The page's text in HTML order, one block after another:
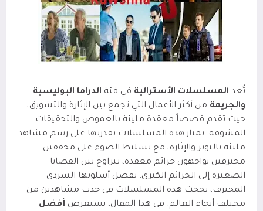
تُعد المسلسلات الأسترالية في فئة الدراما البوليسية
والجريمة من أكثر الأعمال التي تجمع بين الإثارة والتشويق،
حيث تقدم قصصاً معقدة مليئة بالغموض والتحقيقات
المشوقة. تمتاز هذه المسلسلات بقدرتها على رسم مشاهد
مليئة بالتوتر والإثارة، مع تسليط الضوء على محققين
محترفين يواجهون جرائم معقدة، تتراوح بين القضايا
الصغيرة إلى الجرائم الكبرى. بفضل أسلوبها السردي
المحترف، نجحت هذه المسلسلات في جذب مشاهدين من
مختلف أنحاء العالم. في هذا المقال، نستعرض أفضل